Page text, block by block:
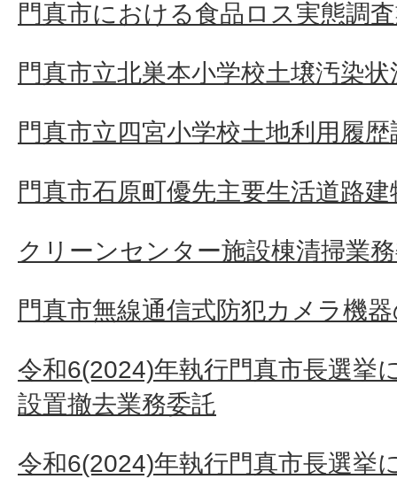
門真市における食品ロス実態調
門真市立北巣本小学校土壌汚染
門真市立四宮小学校土地利用履
門真市石原町優先主要生活道路
クリーンセンター施設棟清掃業
門真市無線通信式防犯カメラ機
令和6(2024)年執行門真市長選挙
設置撤去業務委託
令和6(2024)年執行門真市長選挙